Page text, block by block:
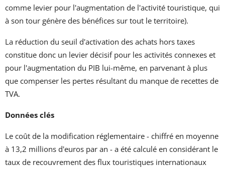
comme levier pour l'augmentation de l'activité touristique, qui
à son tour génère des bénéfices sur tout le territoire).
La réduction du seuil d'activation des achats hors taxes
constitue donc un levier décisif pour les activités connexes et
pour l'augmentation du PIB lui-même, en parvenant à plus
que compenser les pertes résultant du manque de recettes de
TVA.
Données clés
Le coût de la modification réglementaire - chiffré en moyenne
à 13,2 millions d'euros par an - a été calculé en considérant le
taux de recouvrement des flux touristiques internationaux